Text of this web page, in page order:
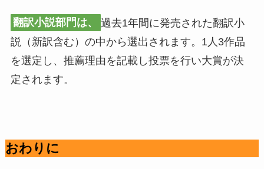
翻訳小説部門は、
過去1年間に発売された翻訳小
説（新訳含む）の中から選出されます。1人3作品
を選定し、推薦理由を記載し投票を行い大賞が決
定されます。
おわりに